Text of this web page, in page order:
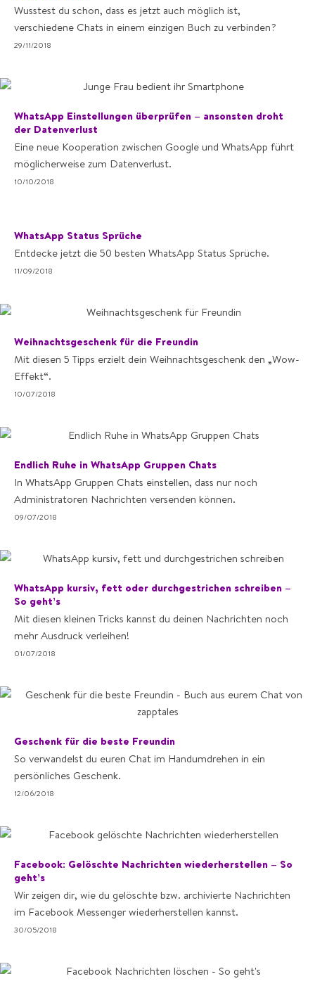
Wusstest du schon, dass es jetzt auch möglich ist,
verschiedene Chats in einem einzigen Buch zu verbinden?
29/11/2018
WhatsApp Einstellungen überprüfen – ansonsten droht
der Datenverlust
Eine neue Kooperation zwischen Google und WhatsApp führt
möglicherweise zum Datenverlust.
10/10/2018
WhatsApp Status Sprüche
Entdecke jetzt die 50 besten WhatsApp Status Sprüche.
11/09/2018
Weihnachtsgeschenk für die Freundin
Mit diesen 5 Tipps erzielt dein Weihnachtsgeschenk den „Wow-
Effekt“.
10/07/2018
Endlich Ruhe in WhatsApp Gruppen Chats
In WhatsApp Gruppen Chats einstellen, dass nur noch
Administratoren Nachrichten versenden können.
09/07/2018
WhatsApp kursiv, fett oder durchgestrichen schreiben –
So geht’s
Mit diesen kleinen Tricks kannst du deinen Nachrichten noch
mehr Ausdruck verleihen!
01/07/2018
Geschenk für die beste Freundin
So verwandelst du euren Chat im Handumdrehen in ein
persönliches Geschenk.
12/06/2018
Facebook: Gelöschte Nachrichten wiederherstellen – So
geht’s
Wir zeigen dir, wie du gelöschte bzw. archivierte Nachrichten
im Facebook Messenger wiederherstellen kannst.
30/05/2018